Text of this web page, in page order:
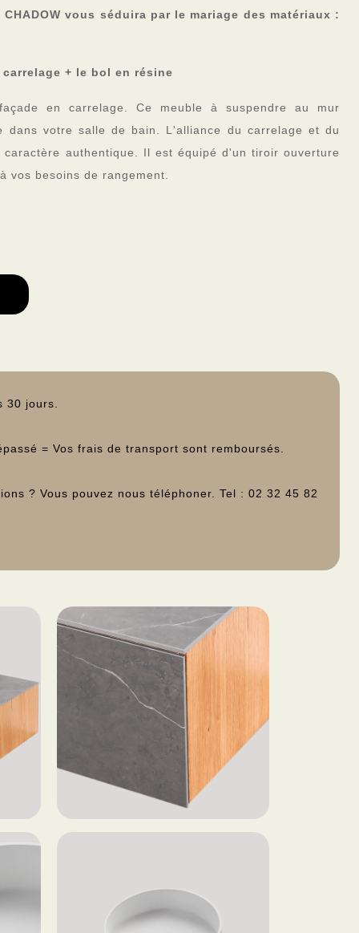
vous séduira par le mariage des matériaux :
carrelage + le bol en résine
en carrelage. Ce meuble à suspendre au mur
dans votre salle de bain. L'alliance du carrelage et du
authentique. Il est équipé d'un tiroir ouverture
vos besoins de rangement.
30 jours.
= Vos frais de transport sont remboursés.
? Vous pouvez nous téléphoner. Tel : 02 32 45 82